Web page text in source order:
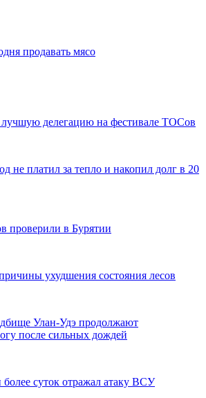
продавать мясо
делегацию на фестивале ТОСов
не платил за тепло и накопил долг в 20
проверили в Бурятии
ухудшения состояния лесов
Улан-Удэ продолжают
после сильных дождей
суток отражал атаку ВСУ